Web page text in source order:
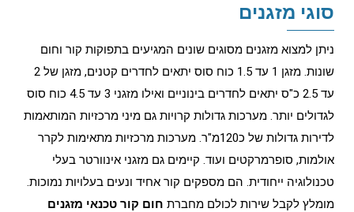
סוגי מזגנים
ניתן למצוא מזגנים מסוגים שונים המגיעים בתפוקות קור וחום
שונות. מזגן 1 עד 1.5 כוח סוס יתאים לחדרים קטנים, מזגן של 2
עד 2.5 כ"ס יתאים לחדרים בינוניים ואילו מזגני 3 עד 4.5 כוח סוס
לגדולים יותר. מערכות גדולות קרויות גם מיני מרכזיות המותאמות
לדירות גדולות של כ120מ"ר. מערכות מרכזיות מתאימות לקרר
אולמות, סופרמרקטים ועוד. קיימים גם מזגני אינוורטר בעלי
טכנולוגיה ייחודית. הם מספקים קור אחיד ונעים בעלויות נמוכות.
מומלץ לקבל שירות לכולם מחברת חום קור טכנאי מזגנים